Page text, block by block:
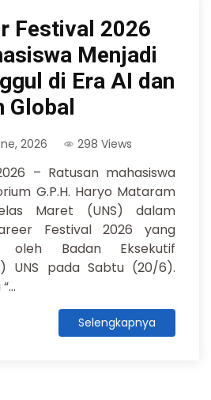
Festival 2026
Menjadi
di Era AI dan
Global
2026 298 Views
– Ratusan mahasiswa
G.P.H. Haryo Mataram
Maret (UNS) dalam
Festival 2026 yang
oleh Badan Eksekutif
UNS pada Sabtu (20/6).
Selengkapnya